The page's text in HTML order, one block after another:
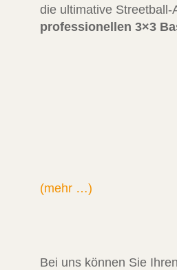
die ultimative Streetball-
professionellen 3×3
(mehr …)
Bei uns können Sie